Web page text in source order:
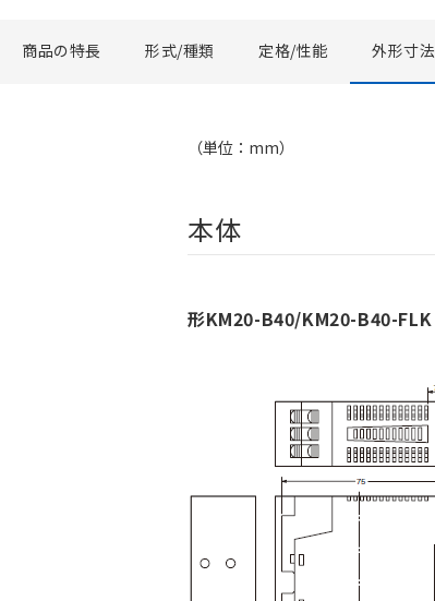
商品の特長 形式/種類 定格/性能 外形寸法
（単位：mm）
本体
形KM20-B40/KM20-B40-FLK